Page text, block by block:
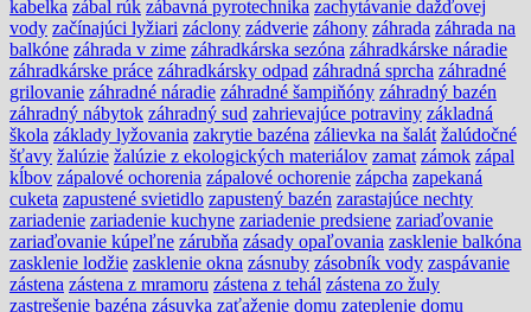
kabelka zábal rúk zábavná pyrotechnika zachytávanie dažďovej
vody začínajúci lyžiari záclony zádverie záhony záhrada záhrada na
balkóne záhrada v zime záhradkárska sezóna záhradkárske náradie
záhradkárske práce záhradkársky odpad záhradná sprcha záhradné
grilovanie záhradné náradie záhradné šampiňóny záhradný bazén
záhradný nábytok záhradný sud zahrievajúce potraviny základná
škola základy lyžovania zakrytie bazéna zálievka na šalát žalúdočné
šťavy žalúzie žalúzie z ekologických materiálov zamat zámok zápal
kĺbov zápalové ochorenia zápalové ochorenie zápcha zapekaná
cuketa zapustené svietidlo zapustený bazén zarastajúce nechty
zariadenie zariadenie kuchyne zariadenie predsiene zariaďovanie
zariaďovanie kúpeľne zárubňa zásady opaľovania zasklenie balkóna
zasklenie lodžie zasklenie okna zásnuby zásobník vody zaspávanie
zástena zástena z mramoru zástena z tehál zástena zo žuly
zastrešenie bazéna zásuvka zaťaženie domu zateplenie domu